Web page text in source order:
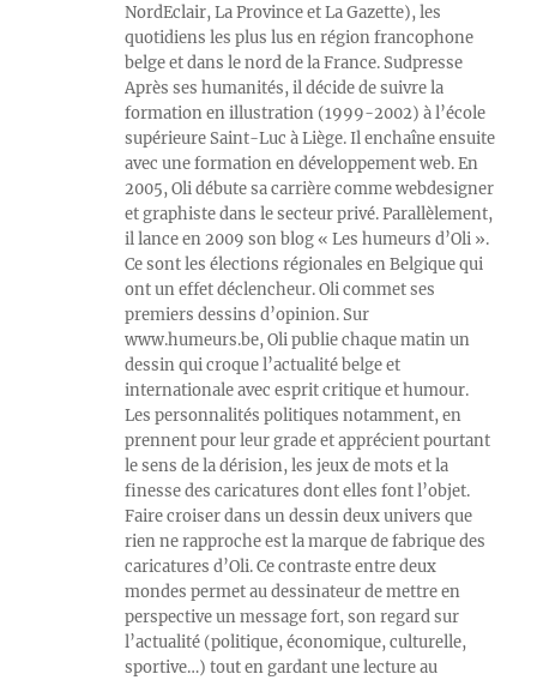
NordEclair, La Province et La Gazette), les
quotidiens les plus lus en région francophone
belge et dans le nord de la France. Sudpresse
Après ses humanités, il décide de suivre la
formation en illustration (1999-2002) à l’école
supérieure Saint-Luc à Liège. Il enchaîne ensuite
avec une formation en développement web. En
2005, Oli débute sa carrière comme webdesigner
et graphiste dans le secteur privé. Parallèlement,
il lance en 2009 son blog « Les humeurs d’Oli ».
Ce sont les élections régionales en Belgique qui
ont un effet déclencheur. Oli commet ses
premiers dessins d’opinion. Sur
www.humeurs.be, Oli publie chaque matin un
dessin qui croque l’actualité belge et
internationale avec esprit critique et humour.
Les personnalités politiques notamment, en
prennent pour leur grade et apprécient pourtant
le sens de la dérision, les jeux de mots et la
finesse des caricatures dont elles font l’objet.
Faire croiser dans un dessin deux univers que
rien ne rapproche est la marque de fabrique des
caricatures d’Oli. Ce contraste entre deux
mondes permet au dessinateur de mettre en
perspective un message fort, son regard sur
l’actualité (politique, économique, culturelle,
sportive…) tout en gardant une lecture au